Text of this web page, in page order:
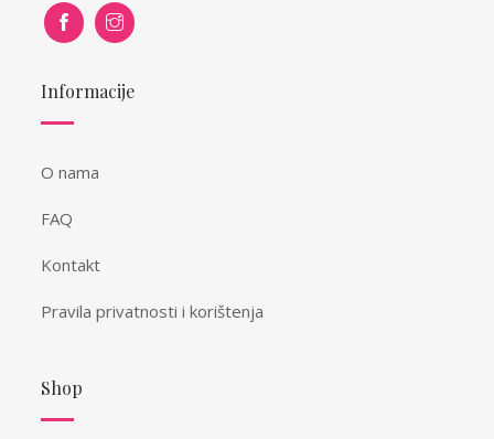
Informacije
O nama
FAQ
Kontakt
Pravila privatnosti i korištenja
Shop